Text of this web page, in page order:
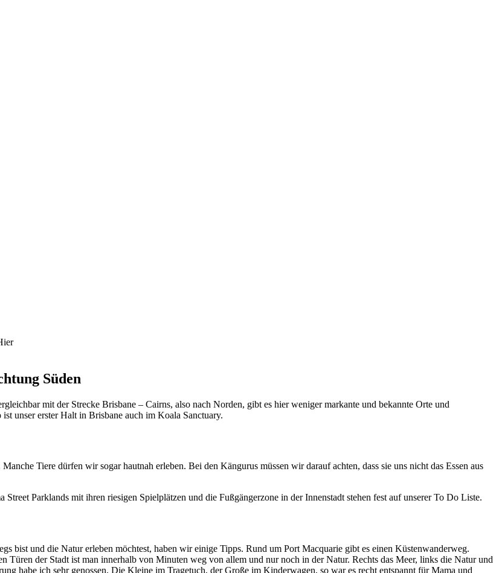
Süden
mit der Strecke Brisbane – Cairns, also nach Norden, gibt es hier weniger markante und bekannte Orte und
unser erster Halt in Brisbane auch im Koala Sanctuary.
Tiere dürfen wir sogar hautnah erleben. Bei den Kängurus müssen wir darauf achten, dass sie uns nicht das Essen aus
Parklands mit ihren riesigen Spielplätzen und die Fußgängerzone in der Innenstadt stehen fest auf unserer To Do Liste.
bist und die Natur erleben möchtest, haben wir einige Tipps. Rund um Port Macquarie gibt es einen Küstenwanderweg.
Türen der Stadt ist man innerhalb von Minuten weg von allem und nur noch in der Natur. Rechts das Meer, links die Natur und
habe ich sehr genossen. Die Kleine im Tragetuch, der Große im Kinderwagen, so war es recht entspannt für Mama und